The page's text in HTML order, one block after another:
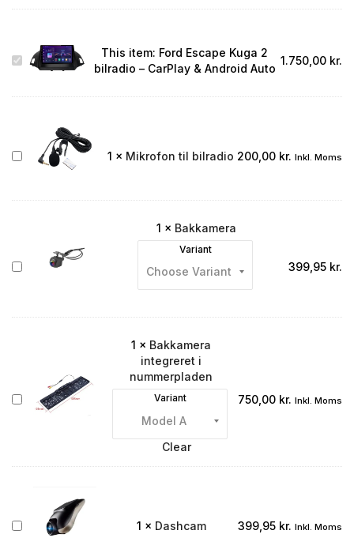
Ford
Escape
CarPlay
Auto
This item: Ford Escape Kuga 2
bilradio – CarPlay & Android Auto
1.750,00 kr.
Mikrofon
1 × Mikrofon til bilradio 200,00 kr. Inkl. Moms
Bakkamera
1 × Bakkamera
Variant
399,95 kr.
Bakkamera
integreret
1 × Bakkamera
integreret i
nummerpladen
Variant
Clear
750,00 kr. Inkl. Moms
Dashcam 1 × Dashcam 399,95 kr. Inkl. Moms